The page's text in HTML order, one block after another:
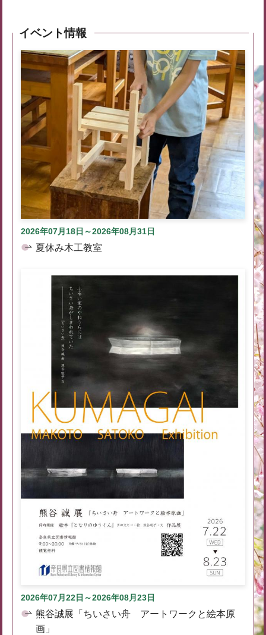
イベント情報
2026年07月18日～2026年08月31日
夏休み木工教室
2026年07月22日～2026年08月23日
熊谷誠展「ちいさい舟 アートワークと絵本原
画」